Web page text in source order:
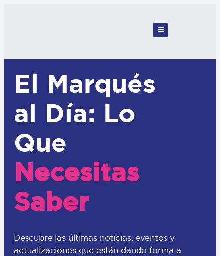
El Marqués
al Día: Lo
Que
Necesitas
Saber
Descubre las últimas noticias, eventos y
actualizaciones que están dando forma a